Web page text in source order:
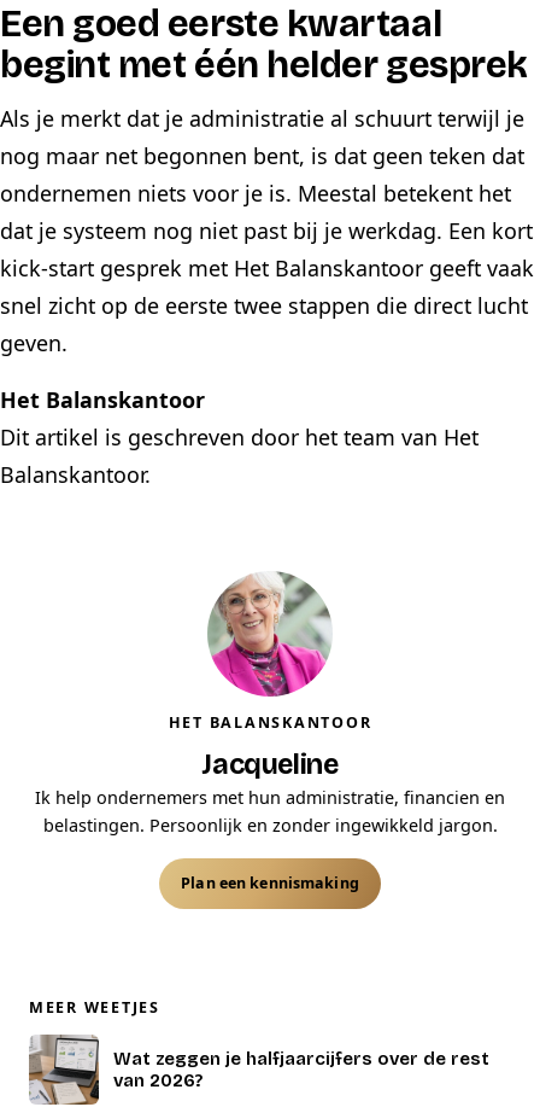
Een goed eerste kwartaal
begint met één helder gesprek
Als je merkt dat je administratie al schuurt terwijl je
nog maar net begonnen bent, is dat geen teken dat
ondernemen niets voor je is. Meestal betekent het
dat je systeem nog niet past bij je werkdag. Een kort
kick-start gesprek met Het Balanskantoor geeft vaak
snel zicht op de eerste twee stappen die direct lucht
geven.
Het Balanskantoor
Dit artikel is geschreven door het team van Het
Balanskantoor.
HET BALANSKANTOOR
Jacqueline
Ik help ondernemers met hun administratie, financien en
belastingen. Persoonlijk en zonder ingewikkeld jargon.
Plan een kennismaking
MEER WEETJES
Wat zeggen je halfjaarcijfers over de rest
van 2026?